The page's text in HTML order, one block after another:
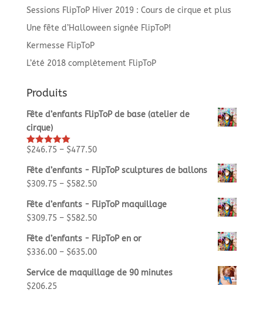
Sessions FlipToP Hiver 2019 : Cours de cirque et plus
Une fête d’Halloween signée FlipToP!
Kermesse FlipToP
L’été 2018 complètement FlipToP
Produits
Fête d’enfants FlipToP de base (atelier de
cirque)
Rated 5.00
$246.75– $477.50
Fête d’enfants - FlipToP sculptures de ballons
$309.75– $582.50
Fête d’enfants - FlipToP maquillage
$309.75– $582.50
Fête d’enfants - FlipToP en or
$336.00– $635.00
Service de maquillage de 90 minutes
$206.25